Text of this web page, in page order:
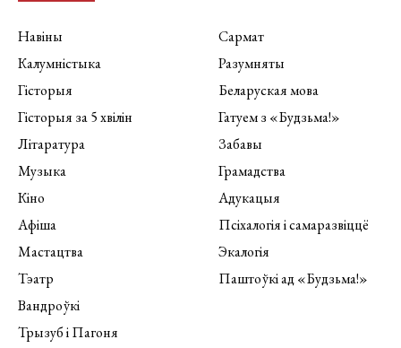
Навіны
Калумністыка
Гісторыя
Гісторыя за 5 хвілін
Літаратура
Музыка
Кіно
Афіша
Мастацтва
Тэатр
Вандроўкі
Трызуб і Пагоня
Сармат
Разумняты
Беларуская мова
Гатуем з «Будзьма!»
Забавы
Грамадства
Адукацыя
Псіхалогія і самаразвіццё
Экалогія
Паштоўкі ад «Будзьма!»